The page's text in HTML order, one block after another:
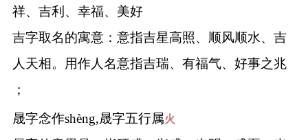
祥、吉利、幸福、美好
吉字取名的寓意：意指吉星高照、顺风顺水、吉
人天相。用作人名意指吉瑞、有福气、好事之兆
；
晟字念作shèng,晟字五行属火